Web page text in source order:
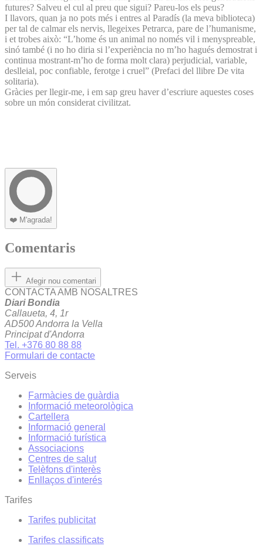
futures? Salveu el cul al preu que sigui? Pareu-los els peus?
I llavors, quan ja no pots més i entres al Paradís (la meva biblioteca)
per tal de calmar els nervis, llegeixes Petrarca, pare de l’humanisme,
i et trobes això: “L’home és un animal no només vil i menyspreable,
sinó també (i no ho diria si l’experiència no m’ho hagués demostrat i
continua mostrant-m’ho de forma molt clara) perjudicial, variable,
deslleial, poc confiable, ferotge i cruel” (Prefaci del llibre De vita
solitaria).
Gràcies per llegir-me, i em sap greu haver d’escriure aquestes coses
sobre un món considerat civilitzat.
❤️ M'agrada!
Comentaris
Afegir nou comentari
CONTACTA AMB NOSALTRES
Diari Bondia
Callaueta, 4, 1r
AD500 Andorra la Vella
Principat d'Andorra
Tel. +376 80 88 88
Formulari de contacte
Serveis
Farmàcies de guàrdia
Informació meteorològica
Cartellera
Informació general
Informació turística
Associacions
Centres de salut
Telèfons d'interès
Enllaços d'interés
Tarifes
Tarifes publicitat
Tarifes classificats